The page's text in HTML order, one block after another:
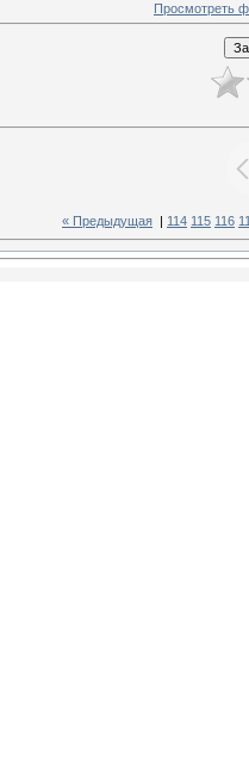
Просмотреть
« Предыдущая 114 115 116